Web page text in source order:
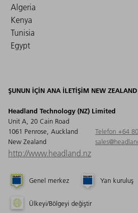
Algeria
Kenya
Tunisia
Egypt
ŞUNUN IÇIN ANA ILETIŞIM NEW ZEALAND
Headland Technology (NZ) Limited
Unit A, 20 Cain Road
1061 Penrose, Auckland
New Zealand
Telefon +64
http://www.headland.nz
Genel merkez Yan kuruluş
Ülkeyi/Bölgeyi değiştir